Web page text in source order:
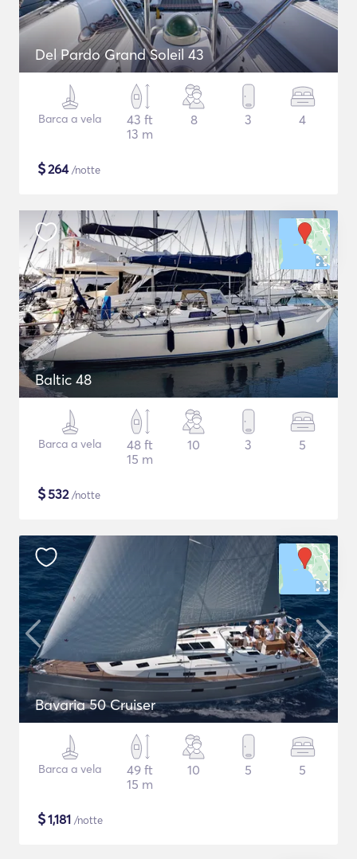
Del Pardo Grand Soleil 43
Barca a vela
43 ft
13 m
8 3 4
$264/notte
Baltic 48
Barca a vela
48 ft
15 m
10 3 5
$532/notte
Bavaria 50 Cruiser
Barca a vela
49 ft
15 m
10 5 5
$1,181 /notte